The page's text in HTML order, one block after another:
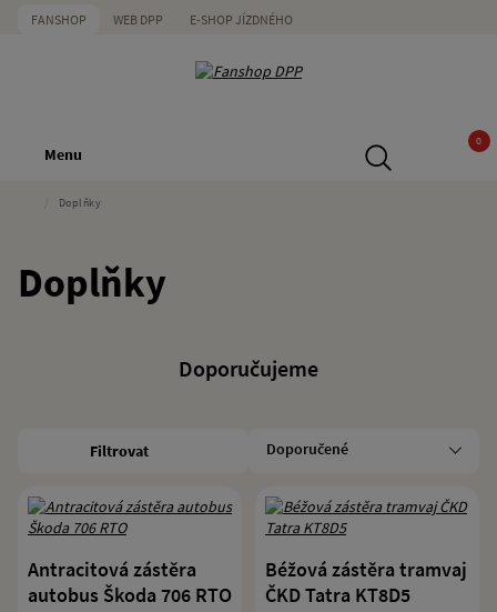
FANSHOP WEB DPP E-SHOP JÍZDNÉHO
Menu
0
Doplňky
Doplňky
Doporučujeme
Filtrovat
Antracitová zástěra
autobus Škoda 706 RTO
Béžová zástěra tramvaj
ČKD Tatra KT8D5